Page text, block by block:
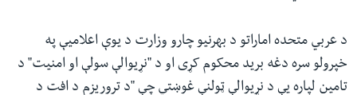
د عربي متحده اماراتو د بهرنیو چارو وزارت د یوې اعلامیې په
خپرولو سره دغه برید محکوم کړی او د "نړیوالې سولې او امنیت" د
تامین لپاره یې د نړیوالې ټولنې غوښتي چې "د تروریزم د افت د